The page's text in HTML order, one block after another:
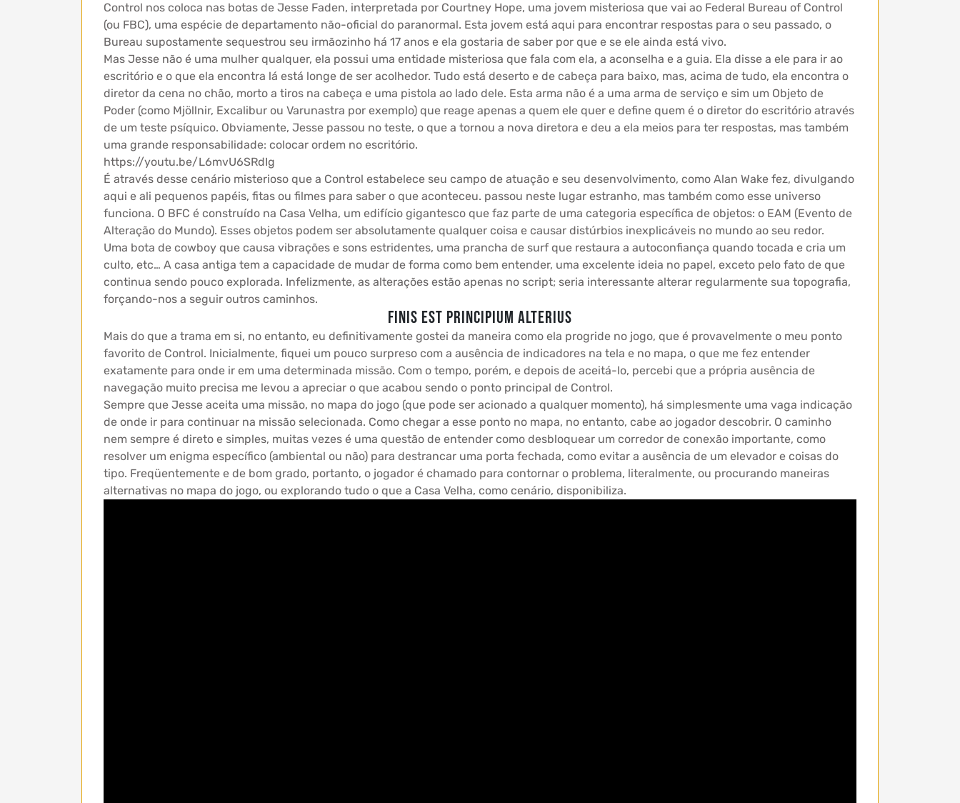
Control nos coloca nas botas de Jesse Faden, interpretada por Courtney Hope, uma jovem misteriosa que vai ao Federal Bureau of Control
(ou FBC), uma espécie de departamento não-oficial do paranormal. Esta jovem está aqui para encontrar respostas para o seu passado, o
Bureau supostamente sequestrou seu irmãozinho há 17 anos e ela gostaria de saber por que e se ele ainda está vivo.
Mas Jesse não é uma mulher qualquer, ela possui uma entidade misteriosa que fala com ela, a aconselha e a guia. Ela disse a ele para ir ao
escritório e o que ela encontra lá está longe de ser acolhedor. Tudo está deserto e de cabeça para baixo, mas, acima de tudo, ela encontra o
diretor da cena no chão, morto a tiros na cabeça e uma pistola ao lado dele. Esta arma não é a uma arma de serviço e sim um Objeto de
Poder (como Mjöllnir, Excalibur ou Varunastra por exemplo) que reage apenas a quem ele quer e define quem é o diretor do escritório através
de um teste psíquico. Obviamente, Jesse passou no teste, o que a tornou a nova diretora e deu a ela meios para ter respostas, mas também
uma grande responsabilidade: colocar ordem no escritório.
https://youtu.be/L6mvU6SRdIg
É através desse cenário misterioso que a Control estabelece seu campo de atuação e seu desenvolvimento, como Alan Wake fez, divulgando
aqui e ali pequenos papéis, fitas ou filmes para saber o que aconteceu. passou neste lugar estranho, mas também como esse universo
funciona. O BFC é construído na Casa Velha, um edifício gigantesco que faz parte de uma categoria específica de objetos: o EAM (Evento de
Alteração do Mundo). Esses objetos podem ser absolutamente qualquer coisa e causar distúrbios inexplicáveis ​​no mundo ao seu redor.
Uma bota de cowboy que causa vibrações e sons estridentes, uma prancha de surf que restaura a autoconfiança quando tocada e cria um
culto, etc… A casa antiga tem a capacidade de mudar de forma como bem entender, uma excelente ideia no papel, exceto pelo fato de que
continua sendo pouco explorada. Infelizmente, as alterações estão apenas no script; seria interessante alterar regularmente sua topografia,
forçando-nos a seguir outros caminhos.
FINIS EST PRINCIPIUM ALTERIUS
Mais do que a trama em si, no entanto, eu definitivamente gostei da maneira como ela progride no jogo, que é provavelmente o meu ponto
favorito de Control. Inicialmente, fiquei um pouco surpreso com a ausência de indicadores na tela e no mapa, o que me fez entender
exatamente para onde ir em uma determinada missão. Com o tempo, porém, e depois de aceitá-lo, percebi que a própria ausência de
navegação muito precisa me levou a apreciar o que acabou sendo o ponto principal de Control.
Sempre que Jesse aceita uma missão, no mapa do jogo (que pode ser acionado a qualquer momento), há simplesmente uma vaga indicação
de onde ir para continuar na missão selecionada. Como chegar a esse ponto no mapa, no entanto, cabe ao jogador descobrir. O caminho
nem sempre é direto e simples, muitas vezes é uma questão de entender como desbloquear um corredor de conexão importante, como
resolver um enigma específico (ambiental ou não) para destrancar uma porta fechada, como evitar a ausência de um elevador e coisas do
tipo. Freqüentemente e de bom grado, portanto, o jogador é chamado para contornar o problema, literalmente, ou procurando maneiras
alternativas no mapa do jogo, ou explorando tudo o que a Casa Velha, como cenário, disponibiliza.